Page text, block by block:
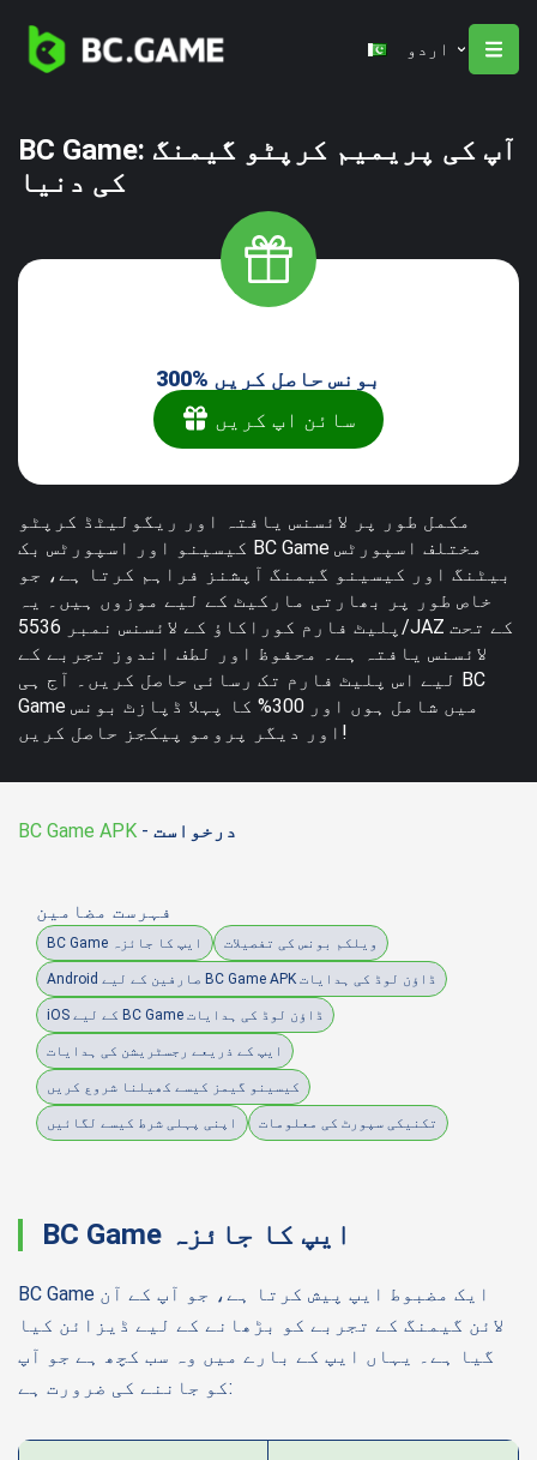
اردو
BC Game: آپ کی پریمیم کرپٹو گیمنگ
کی دنیا
300% بونس حاصل کریں
سائن اپ کریں
مکمل طور پر لائسنس یافتہ اور ریگولیٹڈ کرپٹو
کیسینو اور اسپورٹس بک BC Game مختلف اسپورٹس
بیٹنگ اور کیسینو گیمنگ آپشنز فراہم کرتا ہے، جو
خاص طور پر بھارتی مارکیٹ کے لیے موزوں ہیں۔ یہ
پلیٹ فارم کوراکاؤ کے لائسنس نمبر 5536/JAZ کے تحت
لائسنس یافتہ ہے۔ محفوظ اور لطف اندوز تجربے کے
لیے اس پلیٹ فارم تک رسائی حاصل کریں۔ آج ہی BC
Game میں شامل ہوں اور 300% کا پہلا ڈپازٹ بونس
اور دیگر پرومو پیکجز حاصل کریں!
BC Game APK - درخواست
فہرست مضامین
BC Game ایپ کا جائزہ ویلکم بونس کی تفصیلات
Android صارفین کے لیے BC Game APK ڈاؤن لوڈ کی ہدایات
iOS کے لیے BC Game ڈاؤن لوڈ کی ہدایات
ایپ کے ذریعے رجسٹریشن کی ہدایات
کیسینو گیمز کیسے کھیلنا شروع کریں
اپنی پہلی شرط کیسے لگائیں تکنیکی سپورٹ کی معلومات
BC Game ایپ کا جائزہ
BC Game ایک مضبوط ایپ پیش کرتا ہے، جو آپ کے آن
لائن گیمنگ کے تجربے کو بڑھانے کے لیے ڈیزائن کیا
گیا ہے۔ یہاں ایپ کے بارے میں وہ سب کچھ ہے جو آپ
کو جاننے کی ضرورت ہے: